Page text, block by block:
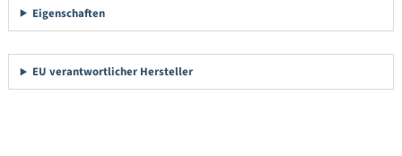
Eigenschaften
EU verantwortlicher Hersteller